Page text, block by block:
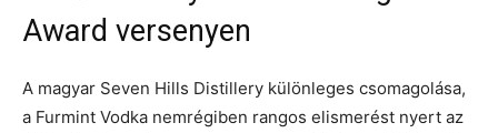
Award versenyen
A magyar Seven Hills Distillery különleges csomagolása,
a Furmint Vodka nemrégiben rangos elismerést nyert az